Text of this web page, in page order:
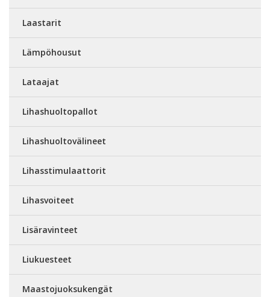
Laastarit
Lämpöhousut
Lataajat
Lihashuoltopallot
Lihashuoltovälineet
Lihasstimulaattorit
Lihasvoiteet
Lisäravinteet
Liukuesteet
Maastojuoksukengät